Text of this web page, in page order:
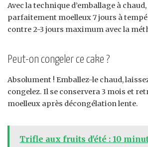
Avec la technique d’emballage à
parfaitement moelleux 7 jours à
contre 2-3 jours maximum avec la
Peut-on congeler ce cake ?
Absolument ! Emballez-le chaud,
congelez. Il se conservera 3 mois et
moelleux après décongélation lente.
Trifle aux fruits d'été : 10